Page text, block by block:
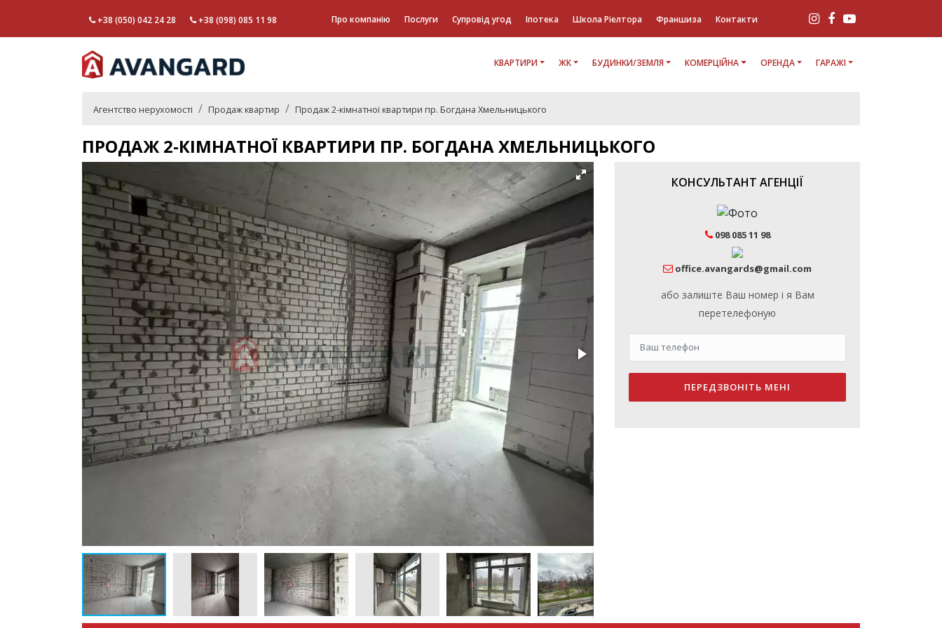
+38 (050) 042 24 28 +38 (098) 085 11 98 Про компанію Послуги Супровід угод Іпотека Школа Ріелтора Франшиза Контакти
КВАРТИРИ ЖК БУДИНКИ/ЗЕМЛЯ КОМЕРЦІЙНА ОРЕНДА ГАРАЖІ
Агентство нерухомості Продаж квартир Продаж 2-кімнатної квартири пр. Богдана Хмельницького
ПРОДАЖ 2-КІМНАТНОЇ КВАРТИРИ ПР. БОГДАНА ХМЕЛЬНИЦЬКОГО
КОНСУЛЬТАНТ АГЕНЦІЇ
098 085 11 98
office.avangards@gmail.com
або залиште Ваш номер і я Вам
перетелефоную
ПЕРЕДЗВОНІТЬ МЕНІ